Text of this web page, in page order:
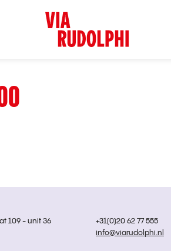
109 - unit 36
+31(0)20 62 77 555
info@viarudolphi.nl